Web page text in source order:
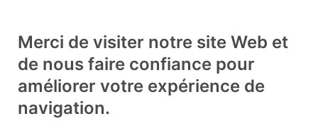
Merci de visiter notre site Web et
de nous faire confiance pour
améliorer votre expérience de
navigation.